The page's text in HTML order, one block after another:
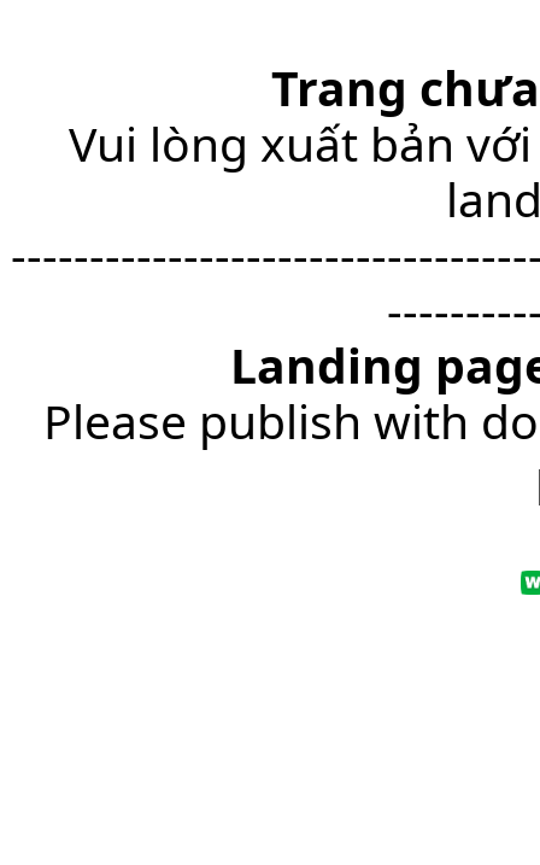
Trang
Vui lòng xuất bản
Landing
Please publish with